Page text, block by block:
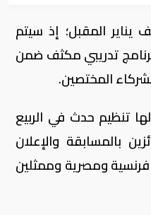
المقبل؛ إذ سيتم
تدريبي مكثف ضمن
المختصين.
تنظيم حدث في الربيع
بالمسابقة والإعلان
ومصرية وممثلين